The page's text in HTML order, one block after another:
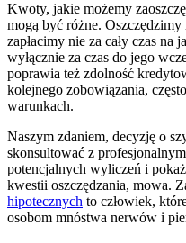
Kwoty, jakie możemy
mogą być różne.
zapłacimy nie za cały czas na
wyłącznie za czas do jego
poprawia też zdolność
kolejnego zobowiązania,
warunkach.
Naszym zdaniem, decyzję o
skonsultować z
potencjalnych wyliczeń i
kwestii oszczędzania, mowa.
hipotecznych to człowiek,
osobom mnóstwa nerwów i